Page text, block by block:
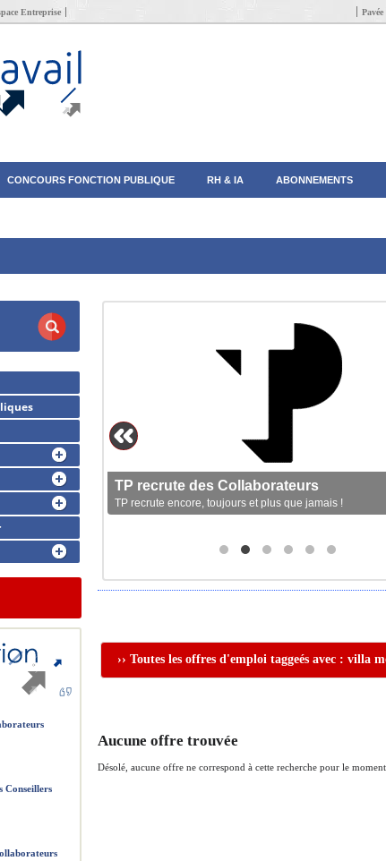
Entreprise
CONCOURS FONCTION PUBLIQUE RH & IA ABONNEMENTS
TP recrute des Collaborateurs
TP recrute encore, toujours et plus que jamais !
›› Toutes les offres d'emploi taggeés avec : villa
Aucune offre trouvée
Désolé, aucune offre ne correspond à cette recherche pour le
Conseillers